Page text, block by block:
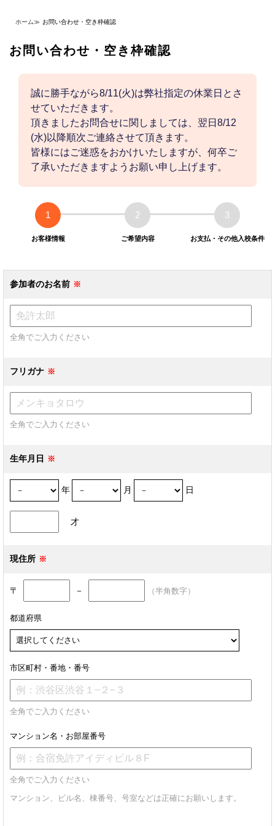
ホーム≫ お問い合わせ・空き枠確認
お問い合わせ・空き枠確認
誠に勝手ながら8/11(火)は弊社指定の休業日とさ
せていただきます。
頂きましたお問合せに関しましては、翌日8/12
(水)以降順次ご連絡させて頂きます。
皆様にはご迷惑をおかけいたしますが、何卒ご
了承いただきますようお願い申し上げます。
1
お客様情報
2
ご希望内容
3
お支払・その他入校条件
参加者のお名前
全角でご入力ください
フリガナ
全角でご入力ください
生年月日
年 月 日
才
現住所
〒 － （半角数字）
都道府県
市区町村・番地・番号
全角でご入力ください
マンション名・お部屋番号
全角でご入力ください
マンション、ビル名、棟番号、号室などは正確にお願いします。